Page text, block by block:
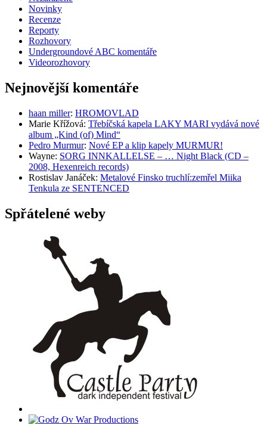
Novinky
Recenze
Reporty
Rozhovory
Undergroundové ABC komentáře
Videorozhovory
Nejnovější komentáře
haan miller: HROMOVLAD
Marie Křížová: Třebíčská kapela LAKY MARI vydává nové
album „Kind (of) Mind“
Pedro Murmur: Nové EP a klip kapely MURMUR!
Wayne: SORG INNKALLELSE – … Night Black (CD –
2008, Hexenreich records)
Rostislav Janáček: Metalové Finsko truchlí:zemřel Miika
Tenkula ze SENTENCED
Spřátelené weby